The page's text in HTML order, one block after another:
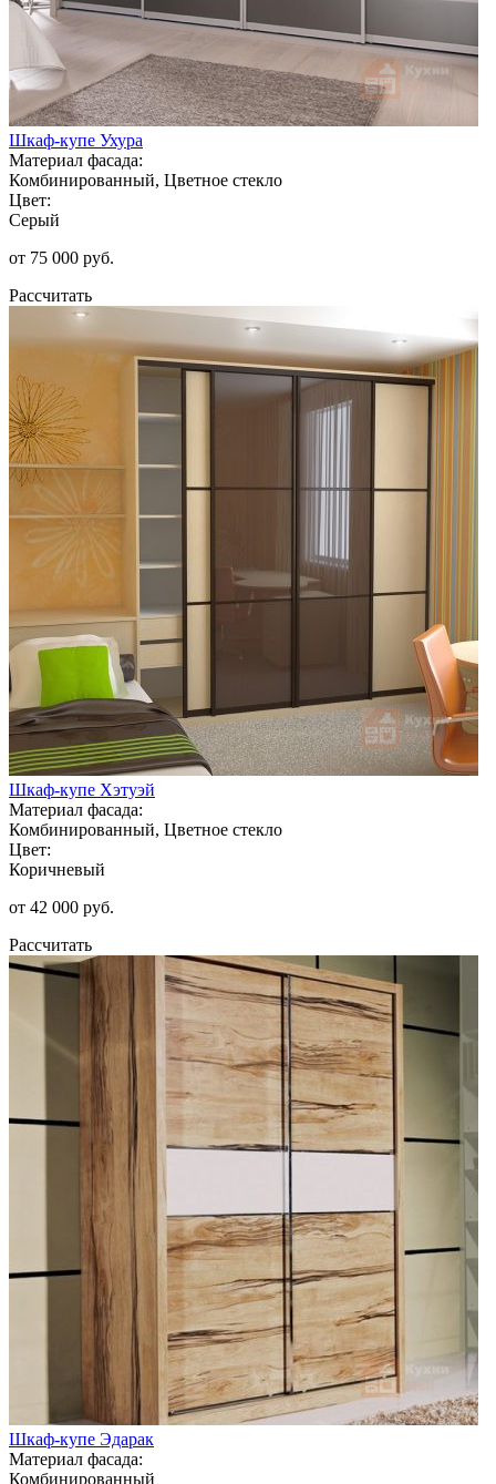
Шкаф-купе Ухура
Материал фасада:
Комбинированный, Цветное стекло
Цвет:
Серый
от 75 000 руб.
Рассчитать
Шкаф-купе Хэтуэй
Материал фасада:
Комбинированный, Цветное стекло
Цвет:
Коричневый
от 42 000 руб.
Рассчитать
Шкаф-купе Эдарак
Материал фасада:
Комбинированный